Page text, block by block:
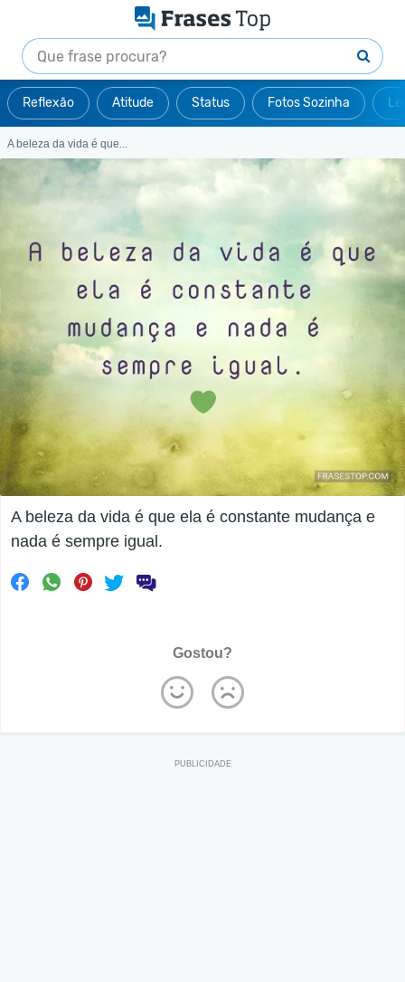
Reflexão Atitude Status Fotos Sozinha
A beleza da vida é que...
A beleza da vida é que ela é constante mudança e
nada é sempre igual.
Gostou?